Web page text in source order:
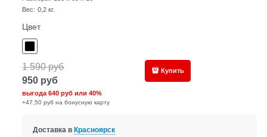
Вес: 0,2 кг.
Цвет
1 590 руб
950 руб
выгода640 руб или40%
+47,50 руб на бонусную карту
Купить
Доставка в Красноярск